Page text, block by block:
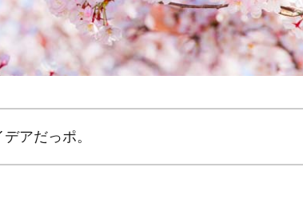
アだっポ。